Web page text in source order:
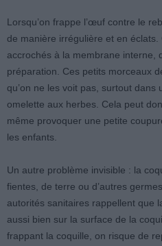
Lorsqu’on frappe l’œuf contre le
de manière irrégulière et en
accrochés à la membrane interne,
préparation. Ces petits morceaux
qu’on ne les voit pas, surtout
omelette aux herbes. Cela peut
même provoquer une petite
les enfants.
Un autre problème invisible : la
fientes, de terre ou d’autres
autorités sanitaires rappellent que
aussi bien sur la surface de la
frappant la coquille, on risque de